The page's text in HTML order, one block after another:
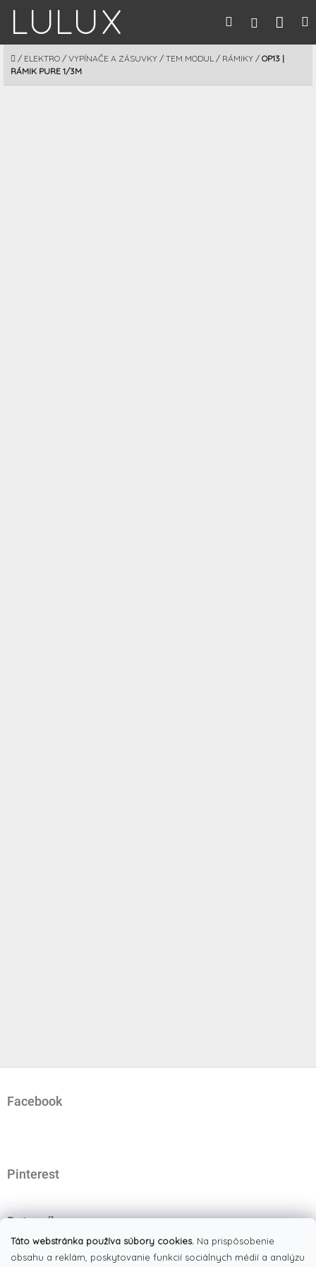
Táto webstránka používa súbory cookies. Na prispôsobenie
obsahu a reklám, poskytovanie funkcií sociálnych médií a analýzu
obsah
Hľadať
DOMOV
/ ELEKTRO / VYPÍNAČE A ZÁSUVKY / TEM MODUL / RÁMIKY / OP13 |
RÁMIK PURE 1/3M
Facebook
Pinterest
Dotazník
Čo najviac oceňujete na našom eshope?
Originálne produkty